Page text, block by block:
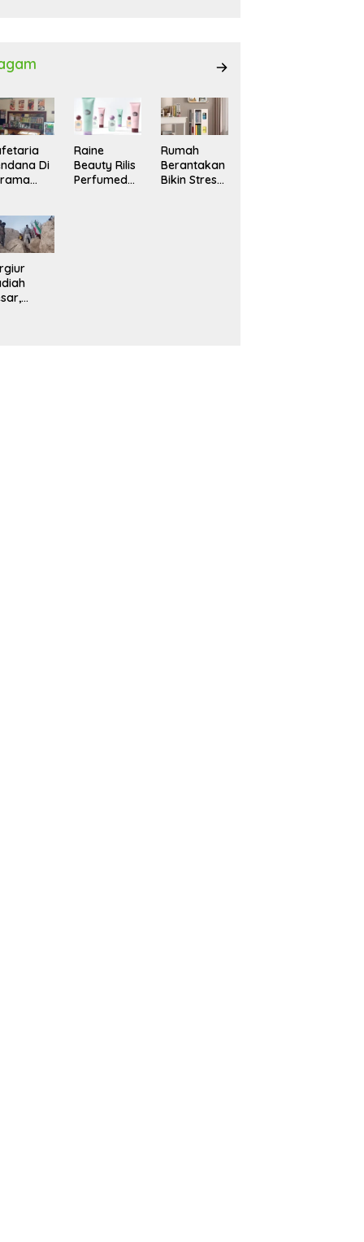
Di
Raine
Beauty Rilis
Perfumed
Rumah
Berantakan
Bikin Stres?